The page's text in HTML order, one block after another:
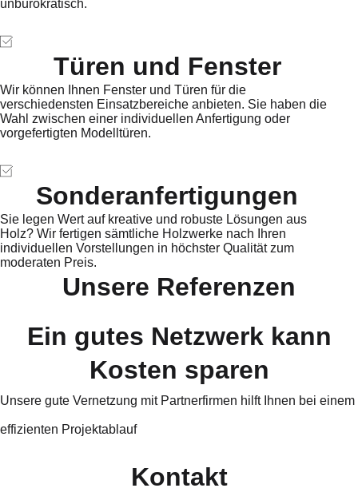
unbürokratisch.
Türen und Fenster
Wir können Ihnen Fenster und Türen für die
verschiedensten Einsatzbereiche anbieten. Sie haben die
Wahl zwischen einer individuellen Anfertigung oder
vorgefertigten Modelltüren.
Sonderanfertigungen
Sie legen Wert auf kreative und robuste Lösungen aus
Holz? Wir fertigen sämtliche Holzwerke nach Ihren
individuellen Vorstellungen in höchster Qualität zum
moderaten Preis.
Unsere Referenzen
Ein gutes Netzwerk kann
Kosten sparen
Unsere gute Vernetzung mit Partnerfirmen hilft Ihnen bei einem
effizienten Projektablauf
Kontakt